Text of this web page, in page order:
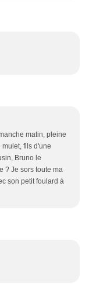
matin, pleine
fils d'une
Bruno le
? Je sors toute ma
son petit foulard à